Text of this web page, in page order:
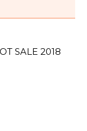
SALE 2018